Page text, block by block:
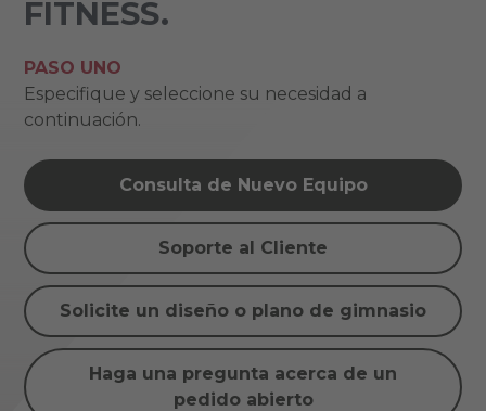
FITNESS.
PASO UNO
Especifique y seleccione su necesidad a
continuación.
Consulta de Nuevo Equipo
Soporte al Cliente
Solicite un diseño o plano de gimnasio
Haga una pregunta acerca de un
pedido abierto